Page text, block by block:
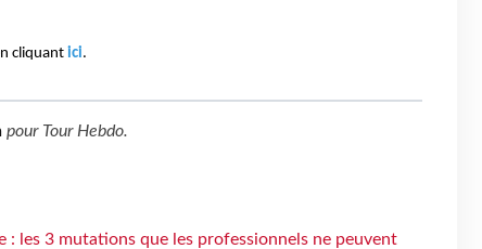
cliquant ici.
pour Tour Hebdo.
: les 3 mutations que les professionnels ne peuvent